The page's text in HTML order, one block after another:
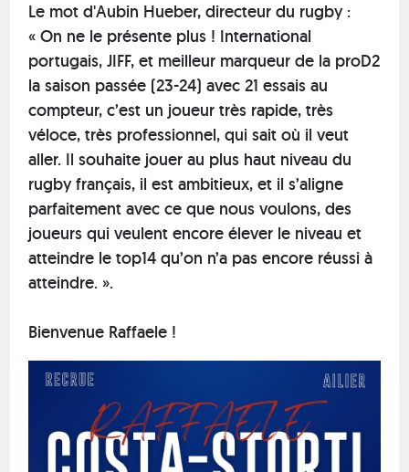
Le mot d'Aubin Hueber, directeur du rugby :
« On ne le présente plus ! International
portugais, JIFF, et meilleur marqueur de la proD2
la saison passée (23-24) avec 21 essais au
compteur, c’est un joueur très rapide, très
véloce, très professionnel, qui sait où il veut
aller. Il souhaite jouer au plus haut niveau du
rugby français, il est ambitieux, et il s’aligne
parfaitement avec ce que nous voulons, des
joueurs qui veulent encore élever le niveau et
atteindre le top14 qu’on n’a pas encore réussi à
atteindre. ».
Bienvenue Raffaele !